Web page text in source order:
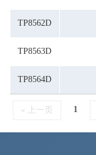
TP8562D
TP8563D
TP8564D
« 上一页 1